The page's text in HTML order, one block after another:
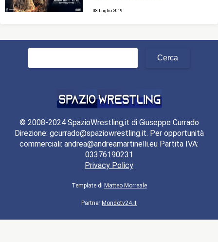
08 Luglio 2019
Ricerca
© 2008-2024 SpazioWrestling,it di Giuseppe Currado
Direzione: gcurrado@spaziowrestling.it. Per opportunità
commerciali: andrea@andreamartinelli.eu Partita IVA:
03376190231
Privacy Policy
Template di Matteo Morreale
Partner Mondotv24.it